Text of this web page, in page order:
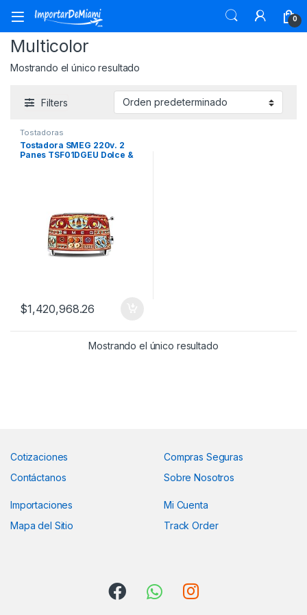
Skip to navigation
Skip to content
0
Multicolor
Mostrando el único resultado
Filters
Tostadoras
Tostadora SMEG 220v. 2
Panes TSF01DGEU Dolce &
$1,420,968.26
Mostrando el único resultado
Cotizaciones
Contáctanos
Compras Seguras
Sobre Nosotros
Importaciones
Mapa del Sitio
Mi Cuenta
Track Order